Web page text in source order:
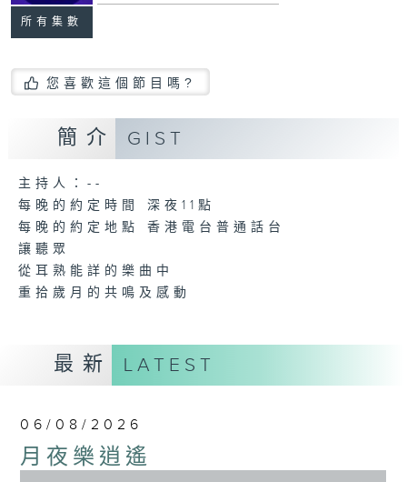
所有集數
您喜歡這個節目嗎?
簡介 GIST
主持人：--
每晚的約定時間 深夜11點
每晚的約定地點 香港電台普通話台
讓聽眾
從耳熟能詳的樂曲中
重拾歲月的共鳴及感動
最新 LATEST
06/08/2026
月夜樂逍遙